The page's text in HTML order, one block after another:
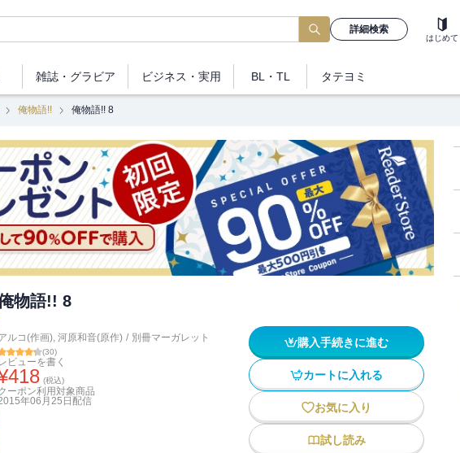
詳細検索
はじめて
雑誌・ グラビア ビジネス ・実用 BL・TL タテヨミ
俺物語!! 俺物語!! 8
物語!! 8
ルコ(作画), 河原和音(原作) / 別冊マーガレット
(30)
レビューを書く
418 (税込)
ーポン利用対象商品
年06月25日 配信
購入手続きに進む
カートに入れる
お気に入り
試し読み